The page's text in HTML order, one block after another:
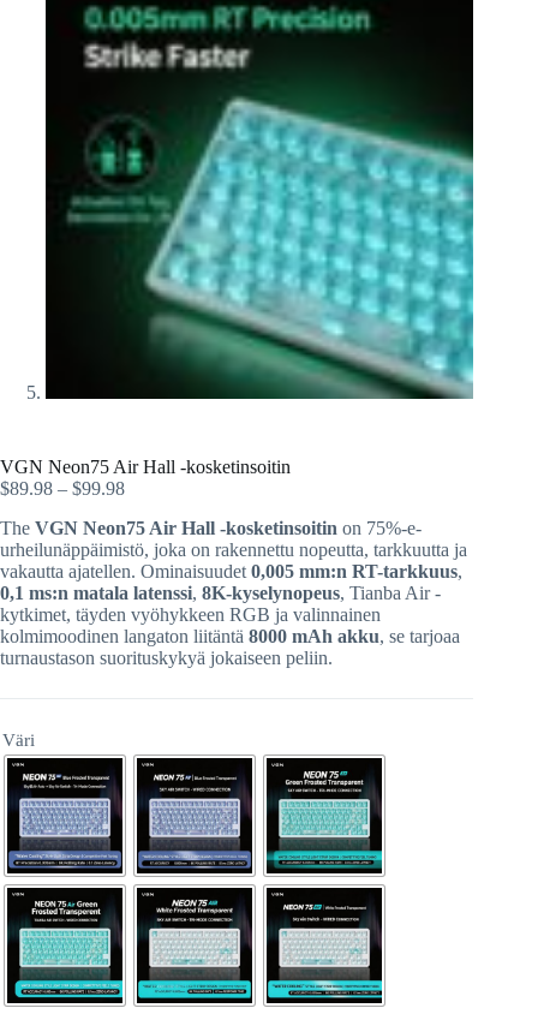
VGN Neon75 Air Hall -kosketinsoitin
$89.98 – $99.98
The VGN Neon75 Air Hall -kosketinsoitin on 75%-e-
urheilunäppäimistö, joka on rakennettu nopeutta, tarkkuutta ja
vakautta ajatellen. Ominaisuudet 0,005 mm:n RT-tarkkuus,
0,1 ms:n matala latenssi, 8K-kyselynopeus, Tianba Air -
kytkimet, täyden vyöhykkeen RGB ja valinnainen
kolmimoodinen langaton liitäntä 8000 mAh akku, se tarjoaa
turnaustason suorituskykyä jokaiseen peliin.
Väri